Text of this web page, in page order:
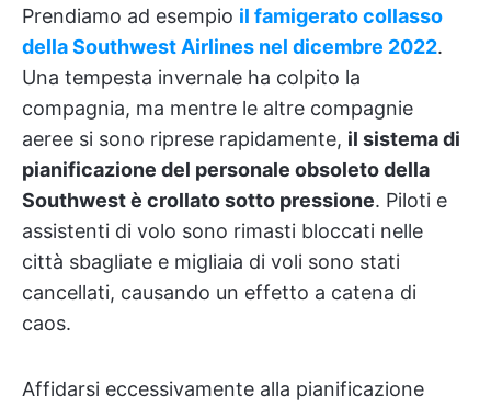
Prendiamo ad esempio il famigerato collasso
della Southwest Airlines nel dicembre 2022.
Una tempesta invernale ha colpito la
compagnia, ma mentre le altre compagnie
aeree si sono riprese rapidamente, il sistema di
pianificazione del personale obsoleto della
Southwest è crollato sotto pressione. Piloti e
assistenti di volo sono rimasti bloccati nelle
città sbagliate e migliaia di voli sono stati
cancellati, causando un effetto a catena di
caos.
Affidarsi eccessivamente alla pianificazione